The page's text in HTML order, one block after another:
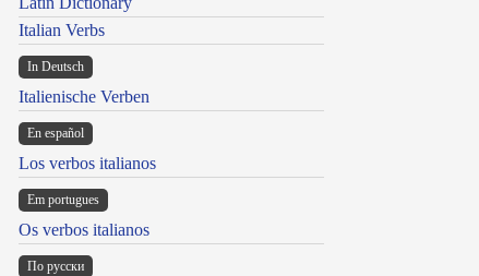
Italian Verbs
In Deutsch
Italienische Verben
En español
Los verbos italianos
Em portugues
Os verbos italianos
По русски